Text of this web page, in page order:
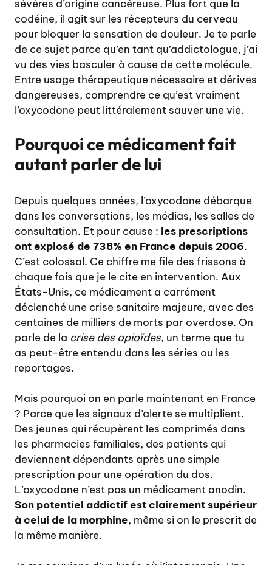
sévères d’origine cancéreuse. Plus fort que la
codéine, il agit sur les récepteurs du cerveau
pour bloquer la sensation de douleur. Je te parle
de ce sujet parce qu’en tant qu’addictologue, j’ai
vu des vies basculer à cause de cette molécule.
Entre usage thérapeutique nécessaire et dérives
dangereuses, comprendre ce qu’est vraiment
l’oxycodone peut littéralement sauver une vie.
Pourquoi ce médicament fait
autant parler de lui
Depuis quelques années, l’oxycodone débarque
dans les conversations, les médias, les salles de
consultation. Et pour cause : les prescriptions
ont explosé de 738% en France depuis 2006.
C’est colossal. Ce chiffre me file des frissons à
chaque fois que je le cite en intervention. Aux
États-Unis, ce médicament a carrément
déclenché une crise sanitaire majeure, avec des
centaines de milliers de morts par overdose. On
parle de la crise des opioïdes, un terme que tu
as peut-être entendu dans les séries ou les
reportages.
Mais pourquoi on en parle maintenant en France
? Parce que les signaux d’alerte se multiplient.
Des jeunes qui récupèrent les comprimés dans
les pharmacies familiales, des patients qui
deviennent dépendants après une simple
prescription pour une opération du dos.
L’oxycodone n’est pas un médicament anodin.
Son potentiel addictif est clairement supérieur
à celui de la morphine, même si on le prescrit de
la même manière.